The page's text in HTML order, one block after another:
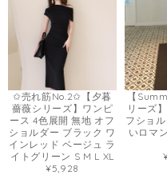
✩売れ筋No.2✩【夕暮
薔薇シリーズ】ワンピ
ース 4色展開 無地 オフ
ショルダー ブラック ワ
インレッド ベージュ ラ
イトグリーン S M L XL
¥5,928
【
リーズ
フショ
いロマ